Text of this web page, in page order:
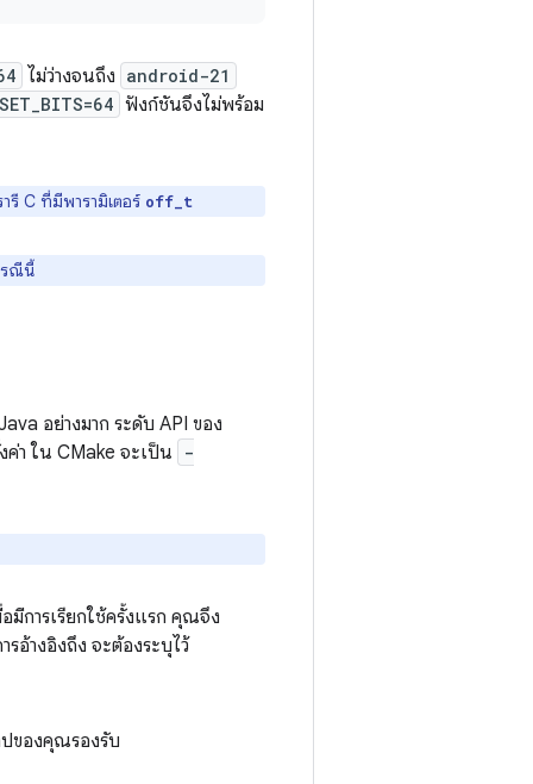
ไม่ว่างจนถึง android-21
ฟังก์ชันจึงไม่พร้อม
C ที่มีพารามิเตอร์ off_t
รณีนี้
อย่างมาก ระดับ API ของ
ค่า ใน CMake จะเป็น
-
มีการเรียกใช้ครั้งแรก คุณจึง
อ้างอิงถึง จะต้องระบุไว้
ของคุณรองรับ